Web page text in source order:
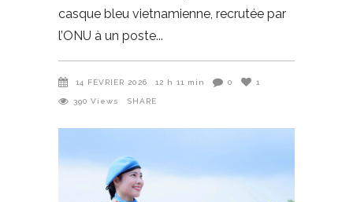
casque bleu vietnamienne, recrutée par
l’ONU à un poste
14 FÉVRIER 2026 12 h 11 min 0 1
390 Views SHARE